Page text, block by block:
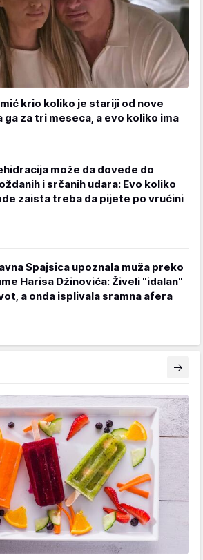
krio koliko je stariji od nove
za tri meseca, a evo koliko ima
može da dovede do
i srčanih udara: Evo koliko
zaista treba da pijete po vrućini
Spajsica upoznala muža preko
Harisa Džinovića: Živeli "idalan"
a onda isplivala sramna afera